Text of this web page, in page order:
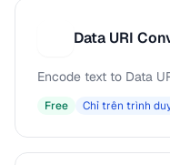
Data URI
Encode text to Data
Free Chỉ trên trình